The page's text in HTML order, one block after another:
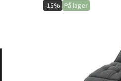
-15% På lager